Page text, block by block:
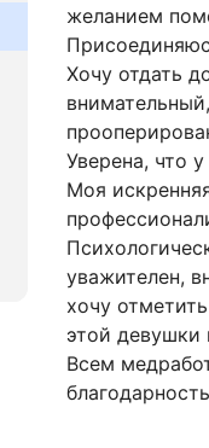
желанием
Хочу отдать
Уверена, что
Моя
уважителен,
хочу
этой девушки
Всем